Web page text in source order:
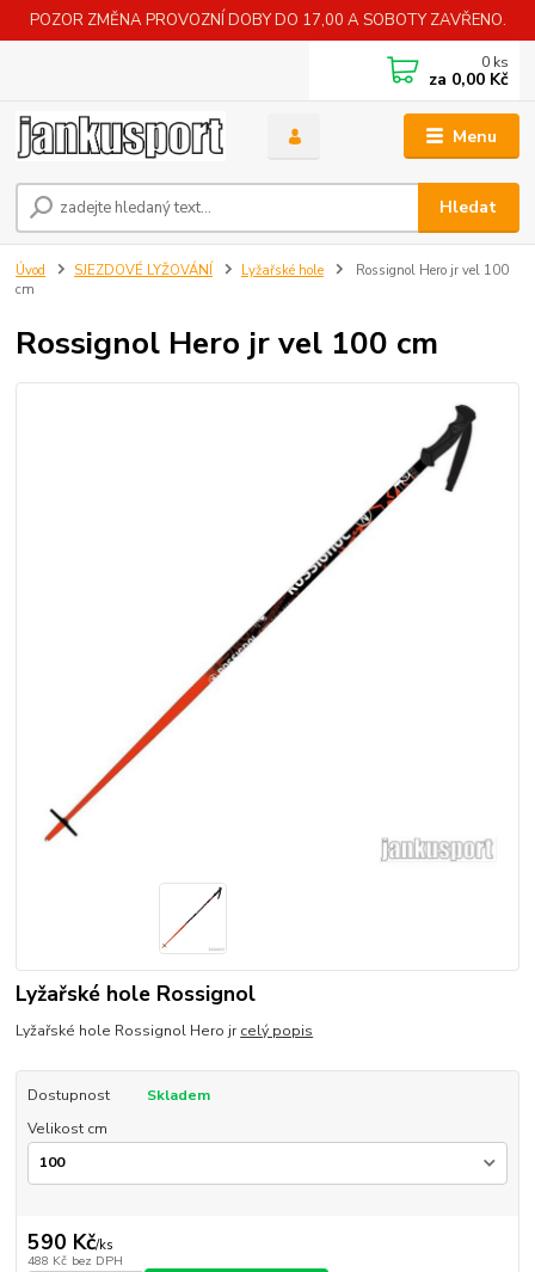
POZOR ZMĚNA PROVOZNÍ DOBY DO 17,00 A SOBOTY ZAVŘENO.
Menu
Hledat
0 ks
za 0,00 Kč
Úvod SJEZDOVÉ LYŽOVÁNÍ Lyžařské hole
Rossignol Hero jr vel 100
cm
Rossignol Hero jr vel 100 cm
Lyžařské hole Rossignol
Lyžařské hole Rossignol Hero jrcelý popis
Dostupnost
Skladem
Velikost cm
590 Kč/ks
488 Kč bez DPH